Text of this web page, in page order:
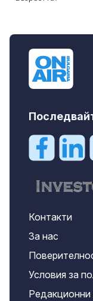
Контакти
За нас
Условия за